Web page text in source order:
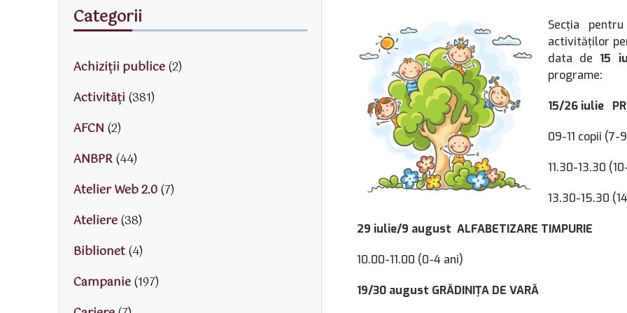
Secția
activităților
data de 15
programe:
15/26 iulie
09-11 copii (7-
11.30-13.30
13.30-15.30
29 iulie/9 august ALFABETIZARE TIMPURIE
10.00-11.00 (0-4 ani)
19/30 august GRĂDINIȚA DE VARĂ
Categorii
Achiziții publice(2)
Activităţi (381)
AFCN (2)
ANBPR(44)
Atelier Web 2.0(7)
Ateliere(38)
Biblionet(4)
Campanie(197)